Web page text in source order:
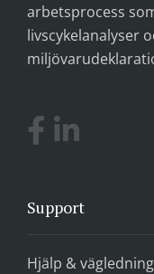
arbetsprocess
livscykelanalyser
Support
Hjälp & vägledning